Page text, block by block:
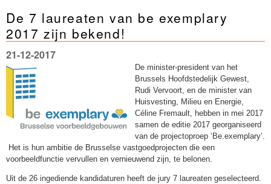
De 7 laureaten van be exemplary
2017 zijn bekend!
21-12-2017
De minister-president van het
Brussels Hoofdstedelijk Gewest,
Rudi Vervoort, en de minister van
Huisvesting, Milieu en Energie,
Céline Fremault, hebben in mei 2017
samen de editie 2017 georganiseerd
van de projectoproep ‘Be.exemplary’.
Het is hun ambitie de Brusselse vastgoedprojecten die een
voorbeeldfunctie vervullen en vernieuwend zijn, te belonen.
Uit de 26 ingediende kandidaturen heeft de jury 7 laureaten geselecteerd.